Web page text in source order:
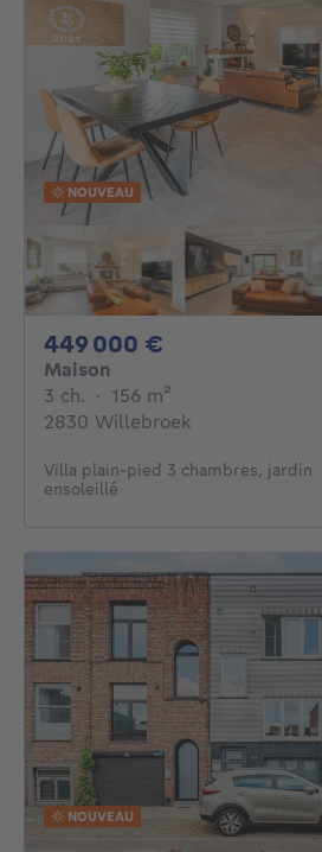
NOUVEAU
449 000 €
Maison
3 ch. 3 chambres
· 156 m²
2830 Willebroek
Villa plain-pied 3 chambres, jardin
ensoleillé
NOUVEAU